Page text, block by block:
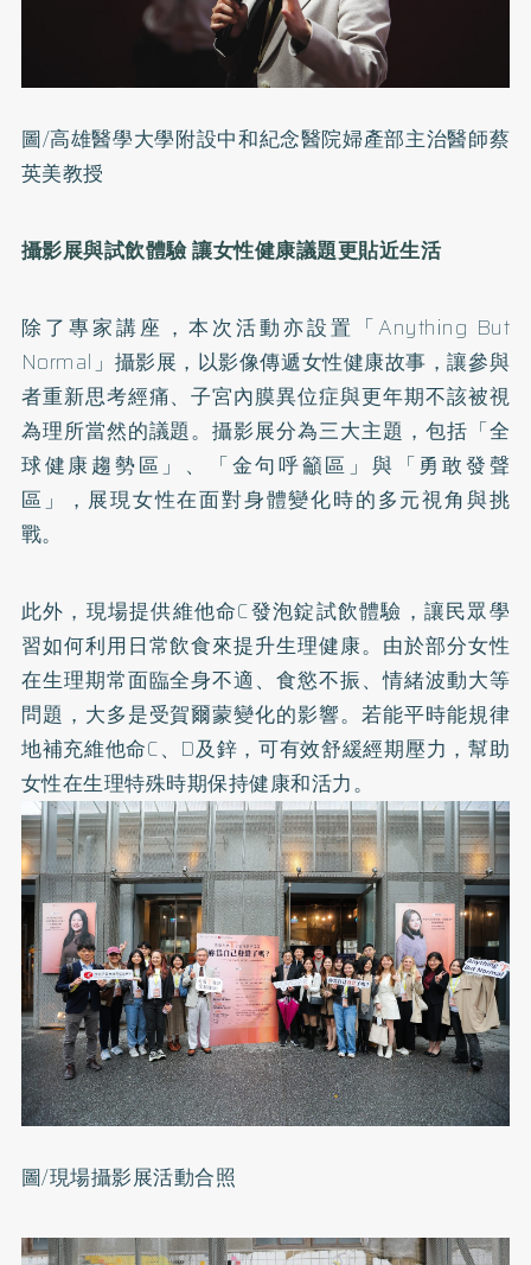
圖/高雄醫學大學附設中和紀念醫院婦產部主治醫師蔡
英美教授
攝影展與試飲體驗 讓女性健康議題更貼近生活
除了專家講座，本次活動亦設置「Anything But
Normal」攝影展，以影像傳遞女性健康故事，讓參與
者重新思考經痛、子宮內膜異位症與更年期不該被視
為理所當然的議題。攝影展分為三大主題，包括「全
球健康趨勢區」、「金句呼籲區」與「勇敢發聲
區」，展現女性在面對身體變化時的多元視角與挑
戰。
此外，現場提供維他命C發泡錠試飲體驗，讓民眾學
習如何利用日常飲食來提升生理健康。由於部分女性
在生理期常面臨全身不適、食慾不振、情緒波動大等
問題，大多是受賀爾蒙變化的影響。若能平時能規律
地補充維他命C、D及鋅，可有效舒緩經期壓力，幫助
女性在生理特殊時期保持健康和活力。
圖/現場攝影展活動合照